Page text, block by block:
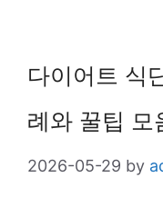
다이어트 식
례와 꿀팁 모
2026-05-29 by